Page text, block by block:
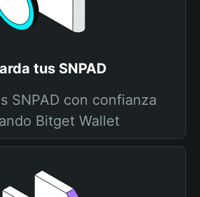
tus SNPAD
SNPAD con confianza
Bitget Wallet